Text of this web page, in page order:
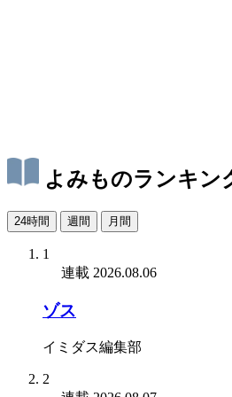
よみものランキン
24時間 週間 月間
1
連載 2026.08.06
ゾス
イミダス編集部
2